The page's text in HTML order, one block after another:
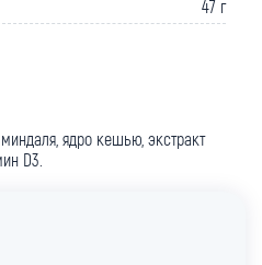
47 г
ядро кешью, экстракт
D3.